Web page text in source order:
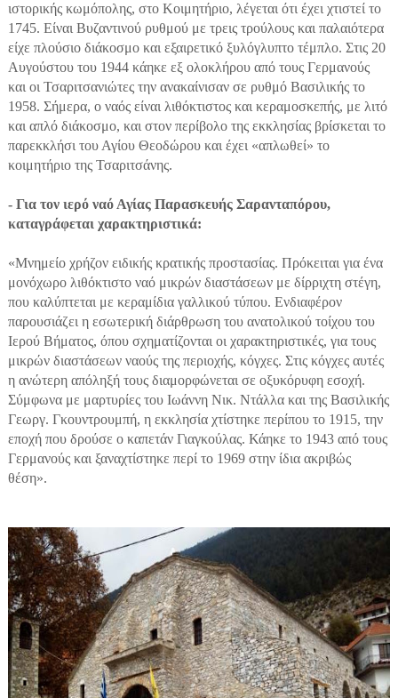
ιστορικής κωμόπολης, στο Κοιμητήριο, λέγεται ότι έχει χτιστεί το
1745. Είναι Βυζαντινού ρυθμού με τρεις τρούλους και παλαιότερα
είχε πλούσιο διάκοσμο και εξαιρετικό ξυλόγλυπτο τέμπλο. Στις 20
Αυγούστου του 1944 κάηκε εξ ολοκλήρου από τους Γερμανούς
και οι Τσαριτσανιώτες την ανακαίνισαν σε ρυθμό Βασιλικής το
1958. Σήμερα, ο ναός είναι λιθόκτιστος και κεραμοσκεπής, με λιτό
και απλό διάκοσμο, και στον περίβολο της εκκλησίας βρίσκεται το
παρεκκλήσι του Αγίου Θεοδώρου και έχει «απλωθεί» το
κοιμητήριο της Τσαριτσάνης.
- Για τον ιερό ναό Αγίας Παρασκευής Σαρανταπόρου,
καταγράφεται χαρακτηριστικά:
«Mνημείο χρήζον ειδικής κρατικής προστασίας. Πρόκειται για ένα
μονόχωρο λιθόκτιστο ναό μικρών διαστάσεων με δίρριχτη στέγη,
που καλύπτεται με κεραμίδια γαλλικού τύπου. Ενδιαφέρον
παρουσιάζει η εσωτερική διάρθρωση του ανατολικού τοίχου του
Ιερού Βήματος, όπου σχηματίζονται οι χαρακτηριστικές, για τους
μικρών διαστάσεων ναούς της περιοχής, κόγχες. Στις κόγχες αυτές
η ανώτερη απόληξή τους διαμορφώνεται σε οξυκόρυφη εσοχή.
Σύμφωνα με μαρτυρίες του Ιωάννη Νικ. Ντάλλα και της Βασιλικής
Γεωργ. Γκουντρουμπή, η εκκλησία χτίστηκε περίπου το 1915, την
εποχή που δρούσε ο καπετάν Γιαγκούλας. Κάηκε το 1943 από τους
Γερμανούς και ξαναχτίστηκε περί το 1969 στην ίδια ακριβώς
θέση».